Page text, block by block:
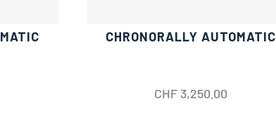
CHRONORALLY AUTOMATIC
CHF 3,250.00